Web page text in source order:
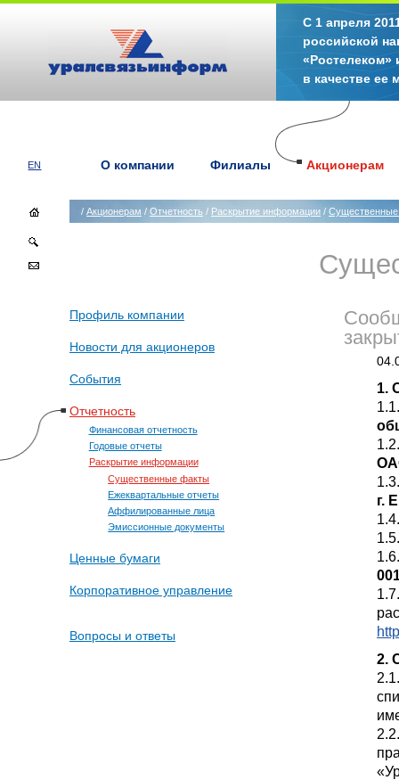
С 1 апреля
российской
«Ростелеком»
в качестве ее
EN О компании Филиалы Акционерам
/ Акционерам / Отчетность / Раскрытие информации /
Профиль компании
Новости для акционеров
События
Отчетность
Финансовая отчетность
Годовые отчеты
Раскрытие информации
Существенные факты
Ежеквартальные отчеты
Аффилированные лица
Эмиссионные документы
Ценные бумаги
Корпоративное управление
Вопросы и ответы
1.
г.
2.